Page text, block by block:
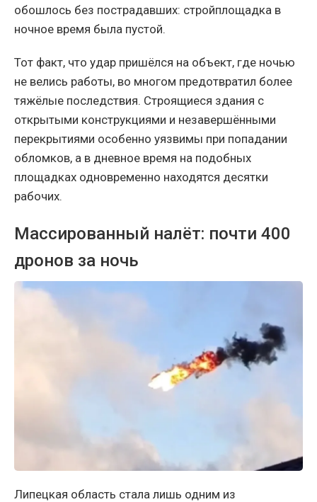
обошлось без пострадавших: стройплощадка в
ночное время была пустой.
Тот факт, что удар пришёлся на объект, где ночью
не велись работы, во многом предотвратил более
тяжёлые последствия. Строящиеся здания с
открытыми конструкциями и незавершёнными
перекрытиями особенно уязвимы при попадании
обломков, а в дневное время на подобных
площадках одновременно находятся десятки
рабочих.
Массированный налёт: почти 400
дронов за ночь
Липецкая область стала лишь одним из